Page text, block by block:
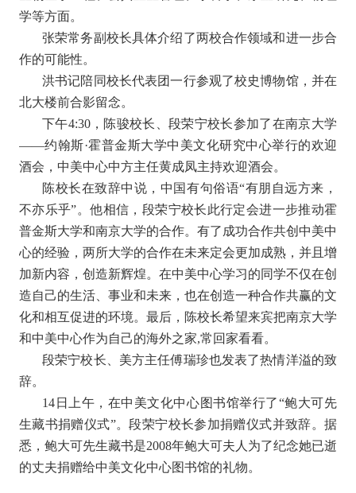
学等方面。
张荣常务副校长具体介绍了两校合作领域和进一步合
作的可能性。
洪书记陪同校长代表团一行参观了校史博物馆，并在
北大楼前合影留念。
下午4:30，陈骏校长、段荣宁校长参加了在南京大学
——约翰斯·霍普金斯大学中美文化研究中心举行的欢迎
酒会，中美中心中方主任黄成凤主持欢迎酒会。
陈校长在致辞中说，中国有句俗语“有朋自远方来，
不亦乐乎”。他相信，段荣宁校长此行定会进一步推动霍
普金斯大学和南京大学的合作。有了成功合作共创中美中
心的经验，两所大学的合作在未来定会更加成熟，并且增
加新内容，创造新辉煌。在中美中心学习的同学不仅在创
造自己的生活、事业和未来，也在创造一种合作共赢的文
化和相互促进的环境。最后，陈校长希望来宾把南京大学
和中美中心作为自己的海外之家,常回家看看。
段荣宁校长、美方主任傅瑞珍也发表了热情洋溢的致
辞。
14日上午，在中美文化中心图书馆举行了“鲍大可先
生藏书捐赠仪式”。段荣宁校长参加捐赠仪式并致辞。据
悉，鲍大可先生藏书是2008年鲍大可夫人为了纪念她已逝
的丈夫捐赠给中美文化中心图书馆的礼物。